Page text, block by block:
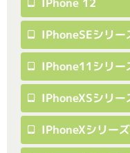
IPhoneSEシリー
IPhone11シリー
IPhoneXSシリー
IPhoneXシリーズ